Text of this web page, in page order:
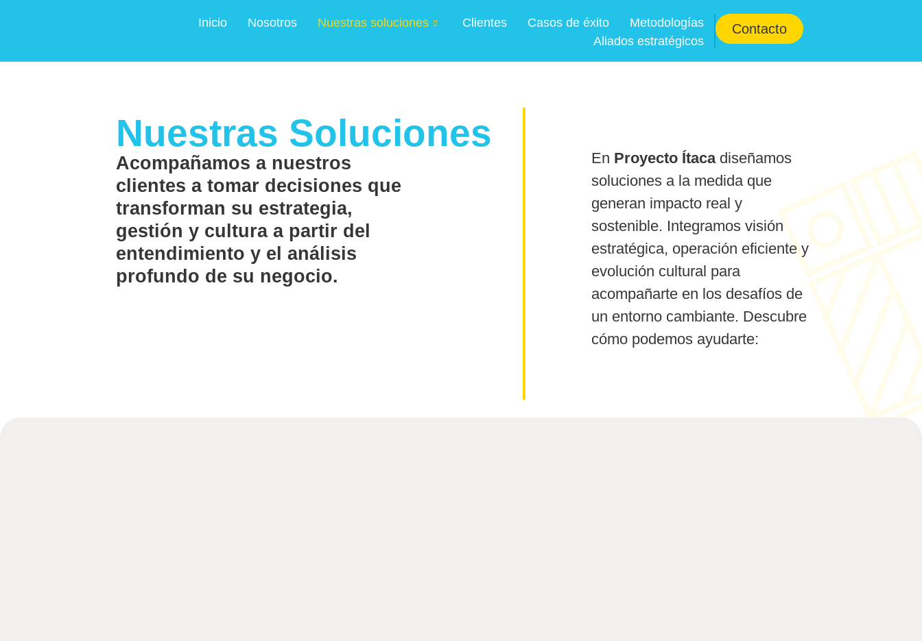
Inicio Nosotros Nuestras soluciones Clientes Casos de éxito
Metodologías
Aliados estratégicos
Contacto
Nuestras Soluciones
Acompañamos a nuestros
clientes a tomar decisiones que
transforman su estrategia,
gestión y cultura a partir del
entendimiento y el análisis
profundo de su negocio.
En Proyecto Ítacadiseñamos
soluciones a la medida que
generan impacto real y
sostenible. Integramos visión
estratégica, operación eficiente y
evolución cultural para
acompañarte en los desafíos de
un entorno cambiante. Descubre
cómo podemos ayudarte: